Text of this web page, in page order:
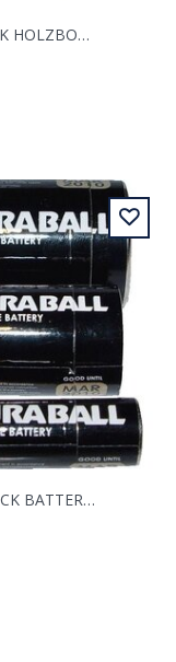
BUCH VERSTECK HOLZBOX LEAVES
GEHEIMVERSTECK BATTERIE SAFE DURABALL KLEIN